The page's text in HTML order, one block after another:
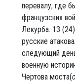
перевалу, где
французских
Лекурба. 13
русские
следующий
военную
Чертова моста(